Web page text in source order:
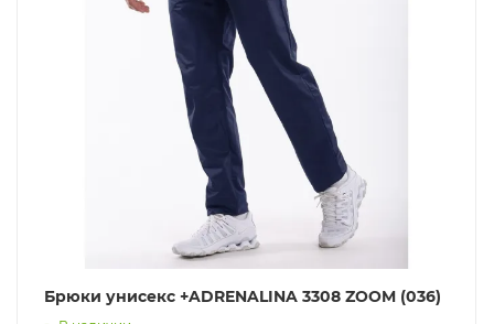
Брюки унисекс +ADRENALINA 3308 ZOOM (036)